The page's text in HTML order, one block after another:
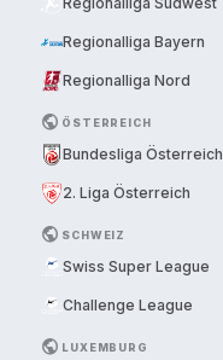
Regionalliga Bayern
Regionalliga Nord
PUBLIC ÖSTERREICH
Bundesliga Österreich
2. Liga Österreich
PUBLIC SCHWEIZ
Swiss Super League
Challenge League
PUBLIC LUXEMBURG